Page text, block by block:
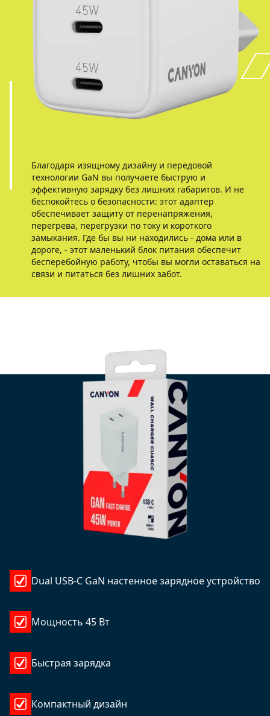
Благодаря изящному дизайну и передовой
технологии GaN вы получаете быструю и
эффективную зарядку без лишних габаритов. И не
беспокойтесь о безопасности: этот адаптер
обеспечивает защиту от перенапряжения,
перегрева, перегрузки по току и короткого
замыкания. Где бы вы ни находились - дома или в
дороге, - этот маленький блок питания обеспечит
бесперебойную работу, чтобы вы могли оставаться на
связи и питаться без лишних забот.
Dual USB-C GaN настенное зарядное устройство
Мощность 45 Вт
Быстрая зарядка
Компактный дизайн